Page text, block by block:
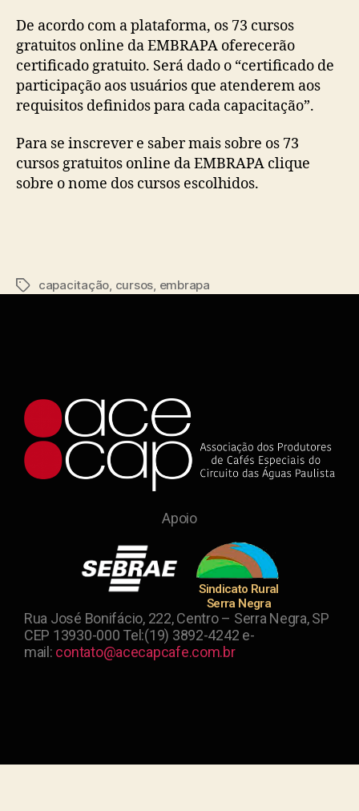
De acordo com a plataforma, os 73 cursos
gratuitos online da EMBRAPA oferecerão
certificado gratuito. Será dado o “certificado de
participação aos usuários que atenderem aos
requisitos definidos para cada capacitação”.
Para se inscrever e saber mais sobre os 73
cursos gratuitos online da EMBRAPA clique
sobre o nome dos cursos escolhidos.
capacitação cursos embrapa
Apoio
Sindicato Rural
Serra Negra
Rua José Bonifácio, 222, Centro – Serra Negra, SP
CEP 13930-000 Tel:(19) 3892-4242 e-
mail: contato@acecapcafe.com.br